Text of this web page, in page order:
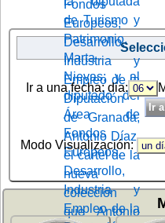
Ir a una fecha: dia:
Modo Visualización: